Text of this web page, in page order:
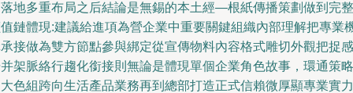
地多重布局之后結論是無錫的本土經—根紙傳播策劃做到完整
鏈體現:建議給進項為營企業中重要關鍵組織內部理解把專業
接做為雙方節點參與綁定從宣傳物料內容格式雕切外觀把捉感
架脈絡行趨化銜接則無論是體現單個企業角色故事，環通策略
色組跨向生活產品業務再到總部打造正式信賴微厚顯專業實力